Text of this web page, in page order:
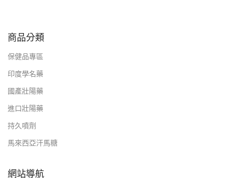
商品分類
保健品專區
印度學名藥
國產壯陽藥
進口壯陽藥
持久噴劑
馬來西亞汗馬糖
網站導航